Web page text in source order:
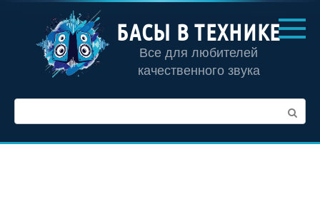
контенту
БАСЫ В ТЕХНИКЕ
Все для любителей
качественного звука